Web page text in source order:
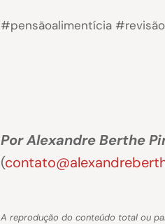
#pensãoalimentícia
Por Alexandre Berthe
(
A reprodução do conteúdo total ou